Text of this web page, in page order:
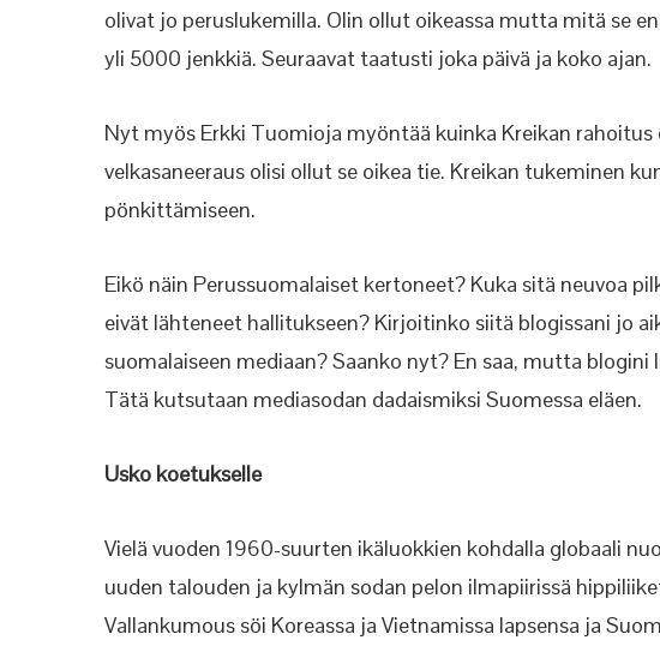
olivat jo peruslukemilla. Olin ollut oikeassa mutta mitä se
yli 5000 jenkkiä. Seuraavat taatusti joka päivä ja koko ajan.
Nyt myös Erkki Tuomioja myöntää kuinka Kreikan rahoitus
velkasaneeraus olisi ollut se oikea tie. Kreikan tukeminen
pönkittämiseen.
Eikö näin Perussuomalaiset kertoneet? Kuka sitä neuvoa
eivät lähteneet hallitukseen? Kirjoitinko siitä blogissani jo
suomalaiseen mediaan? Saanko nyt? En saa, mutta blogini
Tätä kutsutaan mediasodan dadaismiksi Suomessa eläen.
Usko koetukselle
Vielä vuoden 1960-suurten ikäluokkien kohdalla globaali
uuden talouden ja kylmän sodan pelon ilmapiirissä
Vallankumous söi Koreassa ja Vietnamissa lapsensa ja